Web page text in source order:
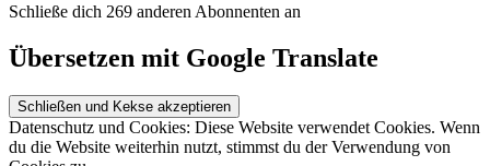
Schließe dich 269 anderen Abonnenten an
Übersetzen mit Google Translate
Datenschutz und Cookies: Diese Website verwendet Cookies. Wenn
du die Website weiterhin nutzt, stimmst du der Verwendung von